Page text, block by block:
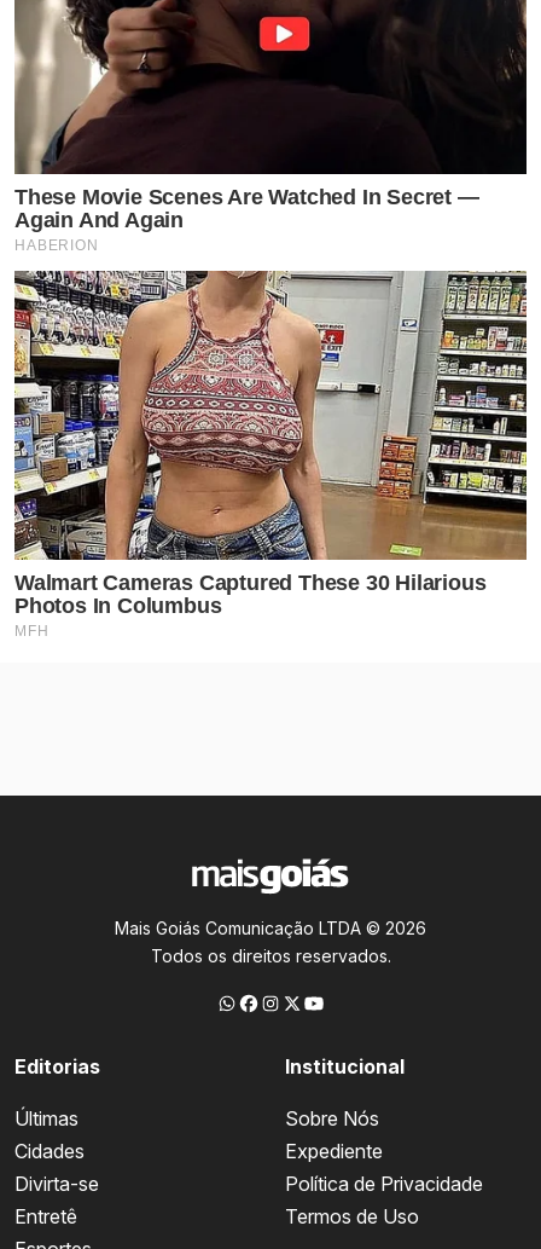
Mais Goiás Comunicação LTDA © 2026
Todos os direitos reservados.
Editorias
Últimas
Cidades
Divirta-se
Entretê
Institucional
Sobre Nós
Expediente
Política de Privacidade
Termos de Uso